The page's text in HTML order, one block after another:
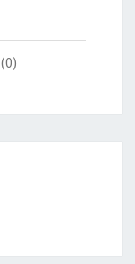
(0)